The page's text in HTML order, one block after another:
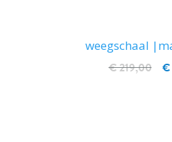
weegschaal
€
€ 219,00